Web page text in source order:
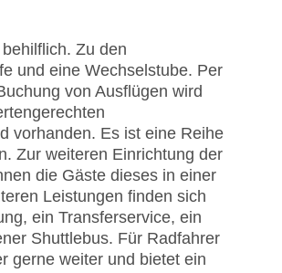
Zu den
und eine Wechselstube. Per
von Ausflügen wird
vorhanden. Es ist eine Reihe
Zur weiteren Einrichtung der
die Gäste dieses in einer
Leistungen finden sich
ein Transferservice, ein
Shuttlebus. Für Radfahrer
gerne weiter und bietet ein